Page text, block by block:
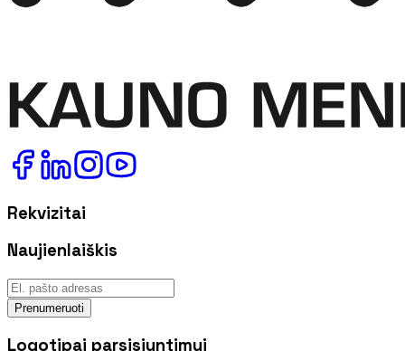
Rekvizitai
Naujienlaiškis
Prenumeruoti
Logotipai parsisiuntimui